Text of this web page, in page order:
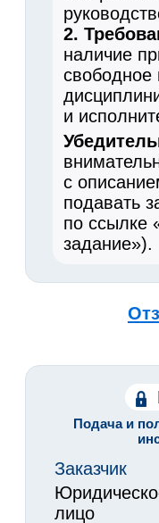
2.
наличие
свободное
и
с
подавать
по ссылке
задание»).
Подача и
Заказчик
лицо